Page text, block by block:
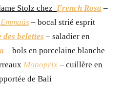
Stolz chez French Rosa –
Emmaüs – bocal strié esprit
des belettes –saladier en
– bols en porcelaine blanche
Monoprix–cuillère en
de Bali